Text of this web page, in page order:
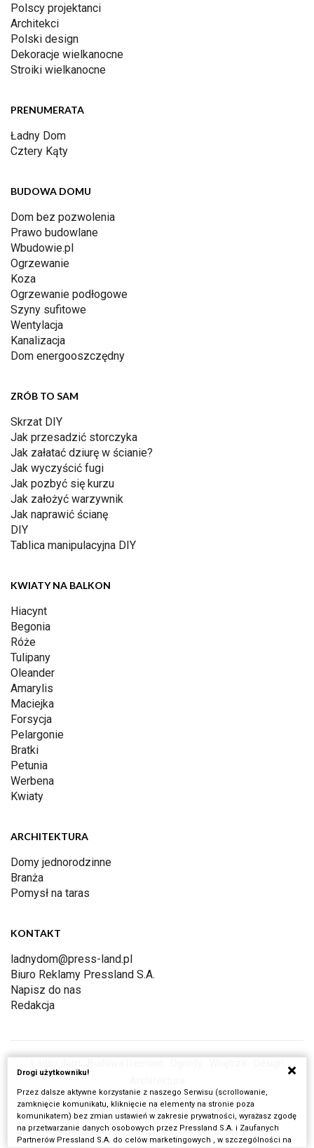
Polscy projektanci
Architekci
Polski design
Dekoracje wielkanocne
Stroiki wielkanocne
PRENUMERATA
Ładny Dom
Cztery Kąty
BUDOWA DOMU
Dom bez pozwolenia
Prawo budowlane
Wbudowie.pl
Ogrzewanie
Koza
Ogrzewanie podłogowe
Szyny sufitowe
Wentylacja
Kanalizacja
Dom energooszczędny
ZRÓB TO SAM
Skrzat DIY
Jak przesadzić storczyka
Jak załatać dziurę w ścianie?
Jak wyczyścić fugi
Jak pozbyć się kurzu
Jak założyć warzywnik
Jak naprawić ścianę
DIY
Tablica manipulacyjna DIY
KWIATY NA BALKON
Hiacynt
Begonia
Róże
Tulipany
Oleander
Amarylis
Maciejka
Forsycja
Pelargonie
Bratki
Petunia
Werbena
Kwiaty
ARCHITEKTURA
Domy jednorodzinne
Branża
Pomysł na taras
KONTAKT
ladnydom@press-land.pl
Biuro Reklamy Pressland S.A.
Napisz do nas
Redakcja
Facebook
Drogi użytkowniku!
Przez dalsze aktywne korzystanie z naszego Serwisu (scrollowanie,
zamknięcie komunikatu, kliknięcie na elementy na stronie poza
komunikatem) bez zmian ustawień w zakresie prywatności, wyrażasz zgodę
na przetwarzanie danych osobowych przez Pressland S.A. i Zaufanych
Partnerów Pressland S.A. do celów marketingowych , w szczególności na